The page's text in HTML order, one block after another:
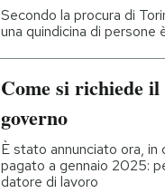
Secondo la procura di
una quindicina di persone
Come si richiede
governo
È stato annunciato ora,
pagato a gennaio 2025:
datore di lavoro